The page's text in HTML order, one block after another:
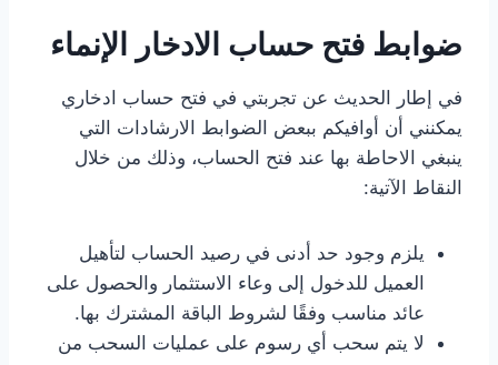
ضوابط فتح حساب الادخار الإنماء
في إطار الحديث عن تجربتي في فتح حساب ادخاري
يمكنني أن أوافيكم ببعض الضوابط الارشادات التي
ينبغي الاحاطة بها عند فتح الحساب، وذلك من خلال
النقاط الآتية:
يلزم وجود حد أدنى في رصيد الحساب لتأهيل
العميل للدخول إلى وعاء الاستثمار والحصول على
عائد مناسب وفقًا لشروط الباقة المشترك بها.
لا يتم سحب أي رسوم على عمليات السحب من